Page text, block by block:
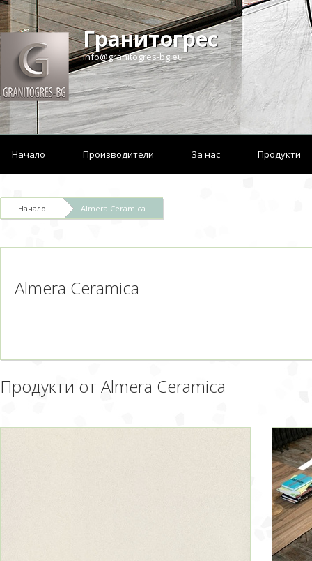
Гранитогрес
info@granitogres-bg.eu
Начало Производители За нас Продукти
Начало Almera Ceramica
Almera Ceramica
Продукти от Almera Ceramica